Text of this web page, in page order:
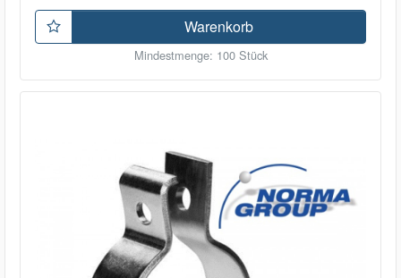
Warenkorb
Mindestmenge: 100 Stück